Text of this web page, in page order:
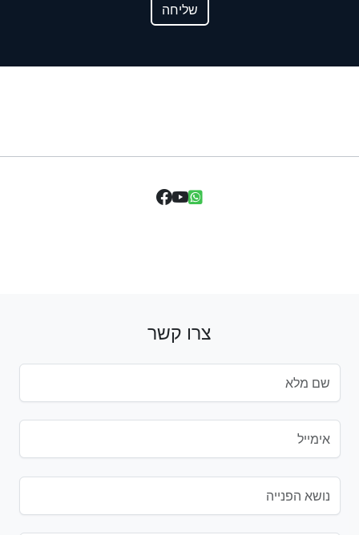
שליחה
צרו קשר